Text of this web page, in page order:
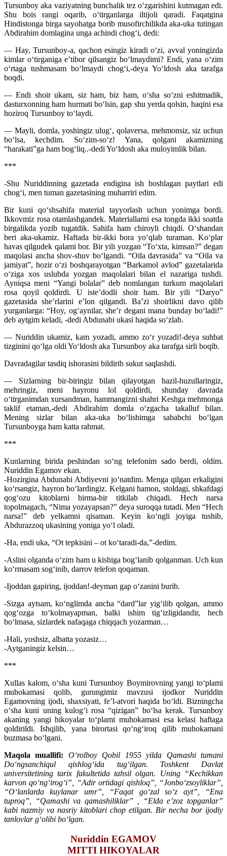
Tursunboy aka vaziyatning bunchalik tez o‘zgarishini kutmagan edi.
Shu bois rangi oqarib, o‘tirganlarga iltijoli qaradi. Faqatgina
Hindistonga birga sayohatga borib musofirchilikda aka-uka tutingan
Abdirahim domlagina unga achindi chog‘i, dedi:
— Hay, Tursunboy-a, qachon esingiz kiradi o‘zi, avval yoningizda
kimlar o‘tirganiga e’tibor qilsangiz bo‘lmaydimi? Endi, yana o‘zim
o‘rtaga tushmasam bo‘lmaydi chog‘i,-deya Yo‘ldosh aka tarafga
boqdi.
— Endi shoir ukam, siz ham, biz ham, o‘sha so‘zni eshitmadik,
dasturxonning ham hurmati bo‘lsin, gap shu yerda qolsin, haqini esa
hoziroq Tursunboy to‘laydi.
— Mayli, domla, yoshingiz ulug‘, qolaversa, mehmonsiz, siz uchun
bo‘lsa, kechdim. So‘zim-so‘z! Yana, qolgani akamizning
“harakati”ga ham bog‘liq..-dedi Yo‘ldosh aka muloyimlik bilan.
***
-Shu Nuriddinning gazetada endigina ish boshlagan paytlari edi
chog‘i, men tuman gazetasining muharriri edim.
Bir kuni qo‘shsahifa material tayyorlash uchun yonimga bordi.
Ikkovmiz rosa otamlashgandek. Materiallarni esa tongda ikki soatda
birgalikda yozib tugatdik. Sahifa ham chiroyli chiqdi. O‘shandan
beri aka-ukamiz. Haftada bir-ikki bora yo‘qlab turaman. Ko‘plar
havas qilgudek qalami bor. Bir yili yozgan “To‘xta, kimsan?” degan
maqolasi ancha shov-shuv bo‘lgandi. “Oila davrasida” va “Oila va
jamiyat”, hozir o‘zi boshqarayotgan “Barkamol avlod” gazetalarida
o‘ziga xos uslubda yozgan maqolalari bilan el nazariga tushdi.
Ayniqsa meni “Yangi bolalar” deb nomlangan turkum maqolalari
rosa qoyil qoldirdi. U iste’dodli shoir ham. Bir yili “Daryo”
gazetasida she’rlarini e’lon qilgandi. Ba’zi shoirlikni davo qilib
yurganlarga: “Hoy, og‘aynilar, she’r degani mana bunday bo‘ladi!”
deb aytgim keladi, -dedi Abdunabi ukasi haqida so‘zlab.
— Nuriddin ukamiz, kam yozadi, ammo zo‘r yozadi!-deya suhbat
tizginini qo‘lga oldi Yo‘ldosh aka Tursunboy aka tarafga sirli boqib.
Davradagilar tasdiq ishorasini bildirib sukut saqlashdi.
— Sizlarning bir-biringiz bilan qilayotgan hazil-huzullaringiz,
mehringiz, meni hayronu lol qoldirdi, shunday davrada
o‘tirganimdan xursandman, hammangizni shahri Keshga mehmonga
taklif etaman,-dedi Abdirahim domla o‘zgacha takalluf bilan.
Mening sizlar bilan aka-uka bo‘lishimga sababchi bo‘lgan
Tursunboyga ham katta rahmat.
***
Kunlarning birida peshindan so‘ng telefonim sado berdi, oldim.
Nuriddin Egamov ekan.
-Hozirgina Abdunabi Abdiyevni jo‘natdim. Menga qilgan erkaligini
ko‘rsangiz, hayron bo‘lardingiz. Kelgani hamon, stoldagi, shkafdagi
qog‘ozu kitoblarni birma-bir titkilab chiqadi. Hech narsa
topolmagach, “Nima yozayapsan?” deya suroqqa tutadi. Men “Hech
narsa!” deb yelkamni qisaman. Keyin ko‘ngli joyiga tushib,
Abdurazzoq ukasining yoniga yo‘l oladi.
-Ha, endi uka, “Ot tepkisini – ot ko‘taradi-da,”-dedim.
-Aslini olganda o‘zim ham u kishiga bog‘lanib qolganman. Uch kun
ko‘rmasam sog‘inib, darrov telefon qoqaman.
-Ijoddan gapiring, ijoddan!-deyman gap o‘zanini burib.
-Sizga aytsam, ko‘nglimda ancha “dard”lar yig‘ilib qolgan, ammo
qog‘ozga to‘kolmayapman, balki ishim tig‘izligidandir, hech
bo‘lmasa, sizlardek nafaqaga chiqqach yozarman…
-Hali, yoshsiz, albatta yozasiz…
-Aytganingiz kelsin…
***
Xullas kalom, o‘sha kuni Tursunboy Boymirovning yangi to‘plami
muhokamasi qolib, gurungimiz mavzusi ijodkor Nuriddin
Egamovning ijodi, shaxsiyati, fe’l-atvori haqida bo‘ldi. Bizningcha
o‘sha kuni uning kulog‘i rosa “qizigan” bo‘lsa kerak. Tursunboy
akaning yangi hikoyalar to‘plami muhokamasi esa kelasi haftaga
qoldirildi. Ishqilib, yana birortasi qo‘ng‘iroq qilib muhokamani
buzmasa bo‘lgani.
Maqola muallifi: O‘rolboy Qobil 1955 yilda Qamashi tumani
Do‘ngsanchiqul qishlog‘ida tug‘ilgan. Toshkent Davlat
universitetining tarix fakultetida tahsil olgan. Uning “Kechikkan
karvon qo‘ng‘irog‘i”, “Adir ortidagi qishloq”, “Jonbo‘zsoyliklar”,
“O‘lanlarda kuylanar umr”, “Faqat go‘zal so‘z ayt”, “Ena
tuproq”, “Qamashi va qamashiliklar” , “Elda e’zoz topganlar”
kabi nazmiy va nasriy kitoblari chop etilgan. Bir necha bor ijodiy
tanlovlar g‘olibi bo‘lgan.
Nuriddin EGAMOV
MITTI HIKOYALAR